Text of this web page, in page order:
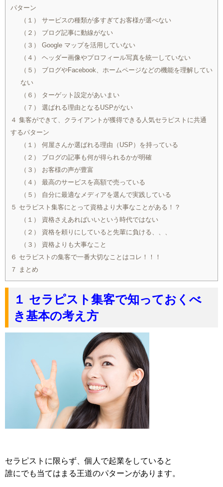
パターン
（１） サービスの種類が多すぎてお客様が選べない
（２） ブログ記事に動線がない
（３） Google マップを活用していない
（４） ヘッダー画像やプロフィール写真を統一していない
（５） ブログやFacebook、ホームページなどの機能を理解してい
ない
（６） ターゲット設定があいまい
（７） 選ばれる理由となるUSPがない
４ 集客ができて、クライアントが獲得できる人気セラピストに共通
するパターン
（１） 何屋さんか選ばれる理由（USP）を持っている
（２） ブログの記事も何が得られるかが明確
（３） お客様の声が豊富
（４） 最高のサービスを高額で売っている
（５） 自分に最適なメディアを選んで実践している
５ セラピスト集客にとって資格より大事なことがある！？
（１） 資格さえあればいいという時代ではない
（２） 資格を頼りにしていると先輩に負ける、、、
（３） 資格よりも大事なこと
６ セラピストの集客で一番大切なことはコレ！！！
７ まとめ
１ セラピスト集客で知っておくべ
き基本の考え方
セラピストに限らず、個人で起業をしていると
誰にでも当てはまる王道のパターンがあります。